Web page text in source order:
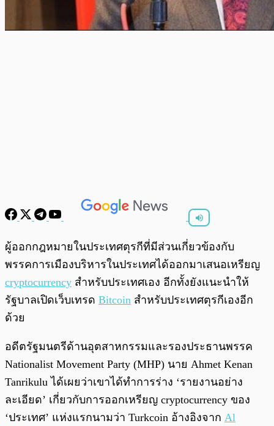
0:00 /
ผู้ออกกฎหมายในประเทศตุรกีที่มีส่วนเกี่ยวข้องกับ
พรรคการเมืองบริหารในประเทศได้ออกมาเสนอเหรียญ
cryptocurrency สำหรับประเทศเอง อีกทั้งยังแนะนำให้
รัฐบาลเปิดเว็บเทรด Bitcoin สำหรับประเทศตุรกีเองอีก
ด้วย
อดีตรัฐมนตรีด้านอุตสาหกรรมและรองประธานพรรค
Nationalist Movement Party (MHP) นาย Ahmet Kenan
Tanrikulu ได้เผยว่าเขาได้ทำการร่าง ‘รายงานอย่าง
ละเอียด’ เกี่ยวกับการออกเหรียญ cryptocurrency ของ
‘ประเทศ’ แห่งแรกนามว่า Turkcoin อ้างอิงจาก Al